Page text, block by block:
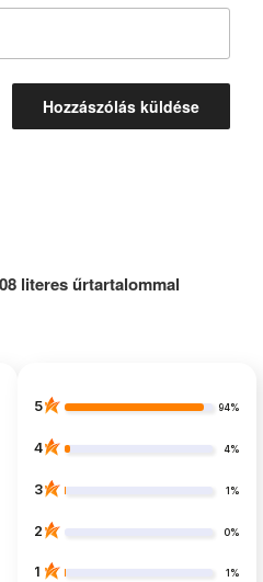
literes űrtartalommal
5 94%
4 4%
3 1%
2 0%
1 1%